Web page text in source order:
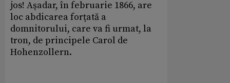
jos! Aşadar, în februarie 1866, are
loc abdicarea forţată a
domnitorului, care va fi urmat, la
tron, de principele Carol de
Hohenzollern.